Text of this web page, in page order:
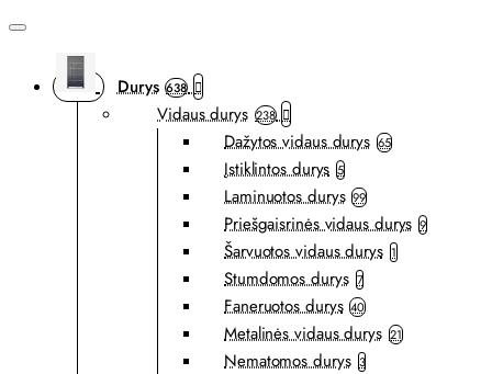
Durys 638
Vidaus durys 238
Dažytos vidaus durys 65
Įstiklintos durys 5
Laminuotos durys 99
Priešgaisrinės vidaus durys 9
Šarvuotos vidaus durys 1
Stumdomos durys 7
Faneruotos durys 40
Metalinės vidaus durys 21
Nematomos durys 3